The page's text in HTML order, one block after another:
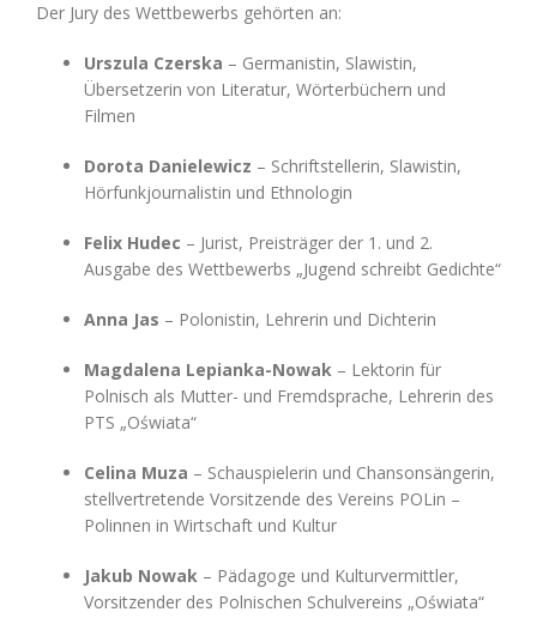
Der Jury des Wettbewerbs gehörten an:
Urszula Czerska – Germanistin, Slawistin,
Übersetzerin von Literatur, Wörterbüchern und
Filmen
Dorota Danielewicz – Schriftstellerin, Slawistin,
Hörfunkjournalistin und Ethnologin
Felix Hudec – Jurist, Preisträger der 1. und 2.
Ausgabe des Wettbewerbs „Jugend schreibt Gedichte“
Anna Jas – Polonistin, Lehrerin und Dichterin
Magdalena Lepianka-Nowak – Lektorin für
Polnisch als Mutter- und Fremdsprache, Lehrerin des
PTS „Oświata“
Celina Muza – Schauspielerin und Chansonsängerin,
stellvertretende Vorsitzende des Vereins POLin –
Polinnen in Wirtschaft und Kultur
Jakub Nowak – Pädagoge und Kulturvermittler,
Vorsitzender des Polnischen Schulvereins „Oświata“